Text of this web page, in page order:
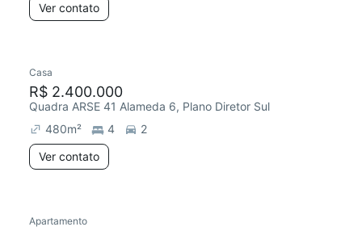
Ver contato
Casa
R$ 2.400.000
Quadra ARSE 41 Alameda 6, Plano Diretor Sul
480m² 4
2
Ver contato
Apartamento